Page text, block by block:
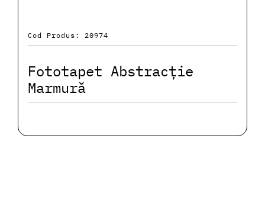
Cod Produs: 20974
Fototapet Abstracție
Marmură